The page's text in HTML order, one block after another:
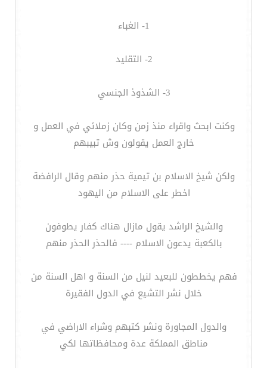
1- الغباء
2- التقليد
3- الشذوذ الجنسي
وكنت ابحث واقراء منذ زمن وكان زملائي في العمل و
خارج العمل يقولون وش تبيبهم
ولكن شيخ الاسلام بن تيمية حذر منهم وقال الرافضة
اخطر على الاسلام من اليهود
والشيخ الراشد يقول مازال هناك كفار يطوفون
بالكعبة يدعون الاسلام ---- فالحذر الحذر منهم
فهم يخططون للبعيد لنيل من السنة و اهل السنة من
خلال نشر التشيع في الدول الفقيرة
والدول المجاورة ونشر كتبهم وشراء الاراضي في
مناطق المملكة عدة ومحافظاتها لكي